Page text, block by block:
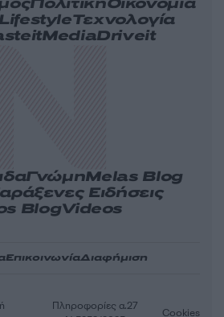
ΠολιτικήΟικονομία
Τεχνολογία
MediaDriveit
ΓνώμηMelas Blog
Ειδήσεις
BlogVideos
ΕπικοινωνίαΔιαφήμιση
Πληροφορίες α.27
Cookies